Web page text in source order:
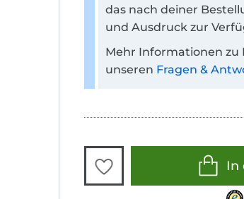
das nach deiner
und Ausdruck zur
Mehr Informationen zu
unseren Fragen &
In